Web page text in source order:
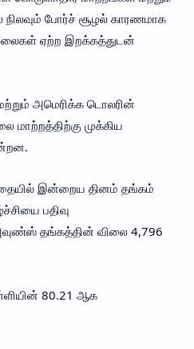
நிலவும் போர்ச் சூழல் காரணமாக
ஏற்ற இறக்கத்துடன்
அமெரிக்க டொலரின்
மாற்றத்திற்கு முக்கிய
இன்றைய தினம் தங்கம்
பதிவு
தங்கத்தின் விலை 4,796
80.21 ஆக